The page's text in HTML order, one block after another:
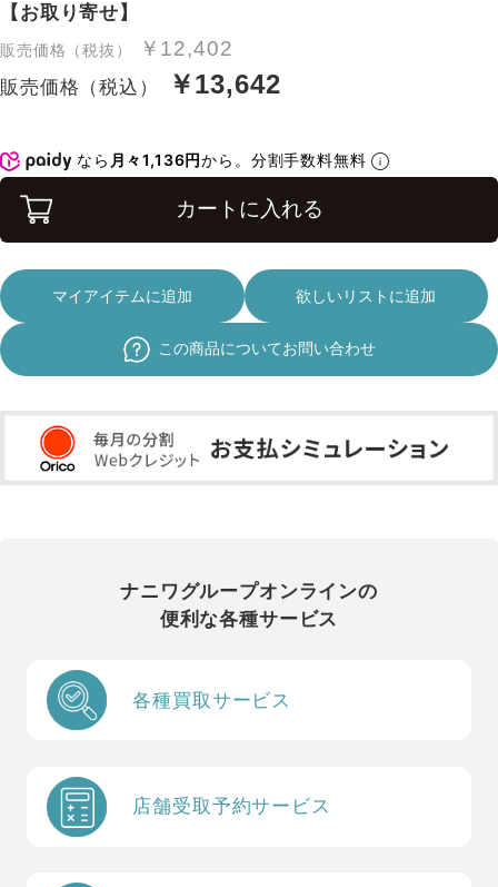
【お取り寄せ】
販売価格（税抜） ￥12,402
販売価格（税込） ￥13,642
なら 月々1,136円から。分割手数料無料
カートに入れる
マイアイテムに追加 欲しいリストに追加
この商品についてお問い合わせ
ナニワグループオンラインの
便利な各種サービス
各種買取サービス
店舗受取予約サービス